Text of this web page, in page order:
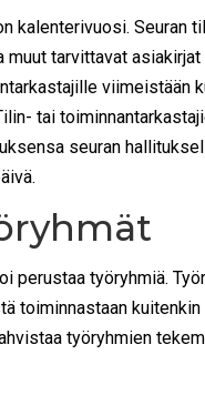
kalenterivuosi. Seuran
muut tarvittavat asiakirjat
viimeistään
tai
seuran
perustaa työryhmiä.
toiminnastaan
työryhmien